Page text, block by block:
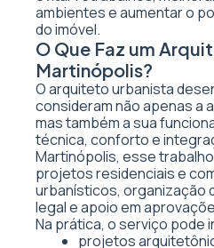
ambientes e aumentar o
do imóvel.
O Que Faz um
Martinópolis?
O arquiteto urbanista
consideram não apenas a
mas também a sua
técnica, conforto e
Martinópolis, esse
projetos residenciais e
urbanísticos, organização
legal e apoio em
Na prática, o serviço pode
projetos